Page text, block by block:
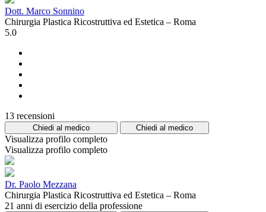
Dott. Marco Sonnino
Chirurgia Plastica Ricostruttiva ed Estetica – Roma
5.0
13 recensioni
Chiedi al medico Chiedi al medico
Visualizza profilo completo
Visualizza profilo completo
Dr. Paolo Mezzana
Chirurgia Plastica Ricostruttiva ed Estetica – Roma
21 anni di esercizio della professione